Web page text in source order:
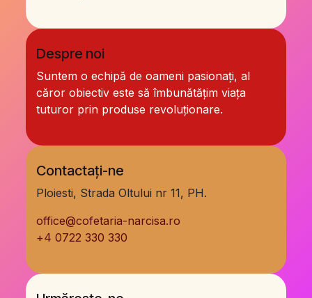
Despre noi
Suntem o echipă de oameni pasionați, al
căror obiectiv este să îmbunătățim viața
tuturor prin produse revoluționare.
Contactați-ne
Ploiesti, Strada Oltului nr 11, PH.
office@cofetaria-narcisa.ro
+4 0722 330 330